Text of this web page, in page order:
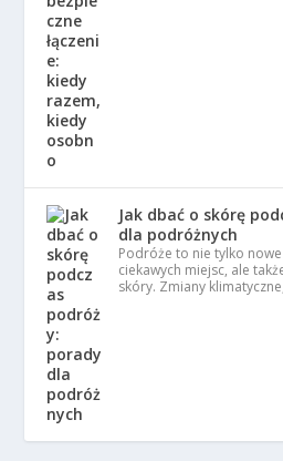
Jak dbać o skórę
dla podróżnych
Podróże to nie tylko
ciekawych miejsc, ale
skóry. Zmiany